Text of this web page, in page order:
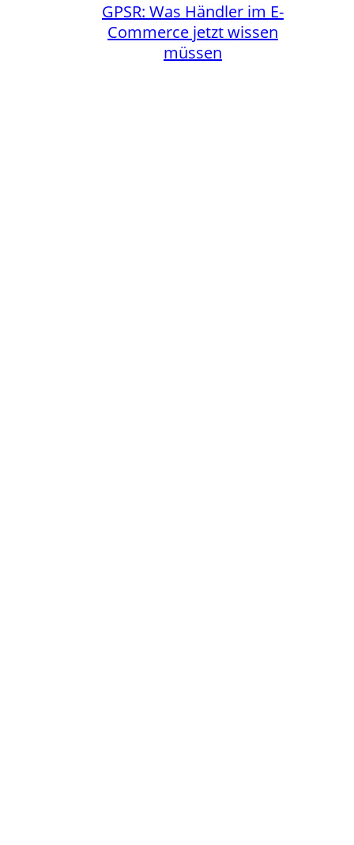
GPSR: Was Händler im E-
Commerce jetzt wissen
müssen